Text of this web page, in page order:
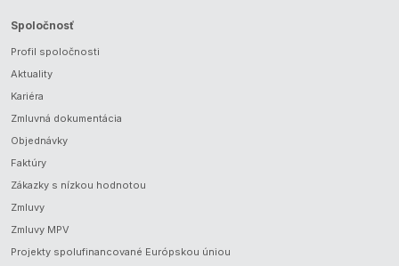
Spoločnosť
Profil spoločnosti
Aktuality
Kariéra
Zmluvná dokumentácia
Objednávky
Faktúry
Zákazky s nízkou hodnotou
Zmluvy
Zmluvy MPV
Projekty spolufinancované Európskou úniou